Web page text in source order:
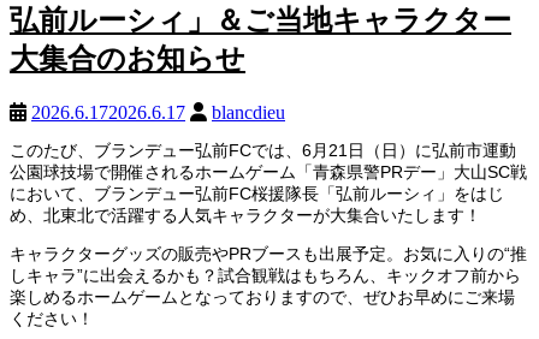
弘前ルーシィ」＆ご当地キャラクター
大集合のお知らせ
2026.6.172026.6.17 blancdieu
このたび、ブランデュー弘前FCでは、6月21日（日）に弘前市運動
公園球技場で開催されるホームゲーム「青森県警PRデー」大山SC戦
において、ブランデュー弘前FC桜援隊長「弘前ルーシィ」をはじ
め、北東北で活躍する人気キャラクターが大集合いたします！
キャラクターグッズの販売やPRブースも出展予定。お気に入りの“推
しキャラ”に出会えるかも？試合観戦はもちろん、キックオフ前から
楽しめるホームゲームとなっておりますので、ぜひお早めにご来場
ください！